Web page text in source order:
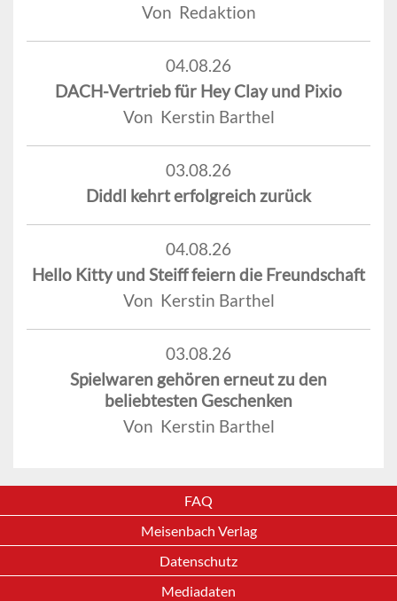
Von Redaktion
04.08.26
DACH-Vertrieb für Hey Clay und Pixio
Von Kerstin Barthel
03.08.26
Diddl kehrt erfolgreich zurück
04.08.26
Hello Kitty und Steiff feiern die Freundschaft
Von Kerstin Barthel
03.08.26
Spielwaren gehören erneut zu den
beliebtesten Geschenken
Von Kerstin Barthel
FAQ
Meisenbach Verlag
Datenschutz
Mediadaten